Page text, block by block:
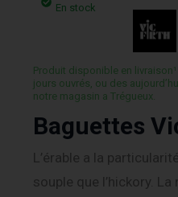
En stock
Produit disponible en
jours ouvrés, ou des
notre magasin a Trégueux.
Baguettes
L’érable a la
souple que l’hickory.